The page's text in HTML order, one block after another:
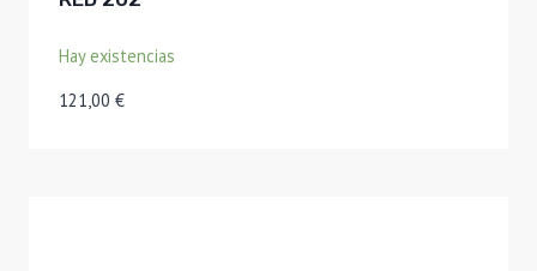
Hay existencias
121,00 €